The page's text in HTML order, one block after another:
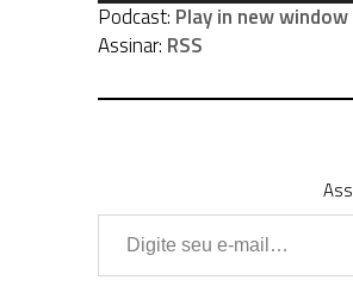
áudio
Podcast: Play in new window
Assinar: RSS
Digite seu e-mail…